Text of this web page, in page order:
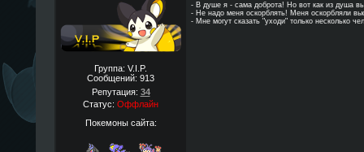
Группа: V.I.P.
Сообщений: 913
Репутация: 34
Статус: Оффлайн
Покемоны сайта:
- В душе я - сама доброта! Но вот как из душа
- Hе надо меня оскорблять! Меня оскорбляли
- Мне могут сказать "уходи" только несколько